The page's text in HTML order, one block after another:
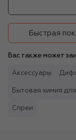
Быстрая
Вас также может
Аксессуары
Бытовая химия
Спреи